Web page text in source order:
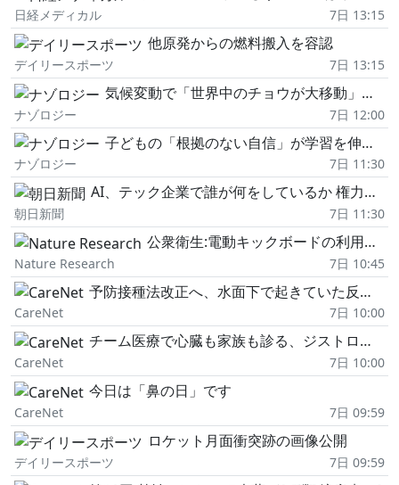
日経メディカル 7日 13:15
他原発からの燃料搬入を容認
デイリースポーツ 7日 13:15
気候変動で「世界中のチョウが大移動」を始めていると判明
ナゾロジー 7日 12:00
子どもの「根拠のない自信」が学習を伸ばす説、実は"統計の錯覚"だった
ナゾロジー 7日 11:30
AI、テック企業で誰が何をしているか 権力監視するメディアの責任
朝日新聞 7日 11:30
公衆衛生:電動キックボードの利用者はオートバイや自転車の利用者よりも脳や内臓の損傷リスクが高い
Nature Research 7日 10:45
予防接種法改正へ、水面下で起きていた反対論説
CareNet 7日 10:00
チーム医療で心臓も家族も診る、ジストロフィン異常症の最前線(前編)
CareNet 7日 10:00
今日は「鼻の日」です
CareNet 7日 09:59
ロケット月面衝突跡の画像公開
デイリースポーツ 7日 09:59